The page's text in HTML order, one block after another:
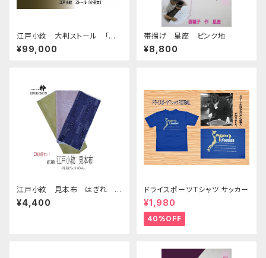
江戸小紋 大判ストール 「小
花文」 黄色目黒地
¥99,000
帯揚げ 星座 ピンク地
¥8,800
江戸小紋 見本布 はぎれ
⑯ お得 三枚セット Edo
Komon sample cloth
¥4,400
ドライスポーツTシャツ サッカー
¥1,980
40%OFF